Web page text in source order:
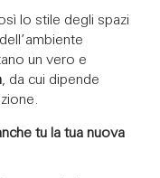
lo stile degli spazi
un vero e
, da cui dipende
tu la tua nuova